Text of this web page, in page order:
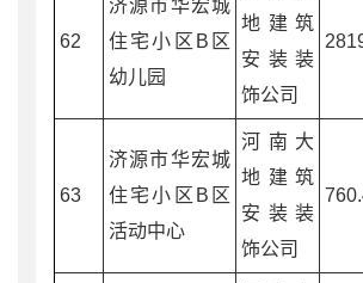
62
济源市华宏城
住宅小区B区
幼儿园
地建筑
安装装
饰公司
63
济源市华宏城
住宅小区B区
活动中心
河南大
地建筑
安装装
饰公司